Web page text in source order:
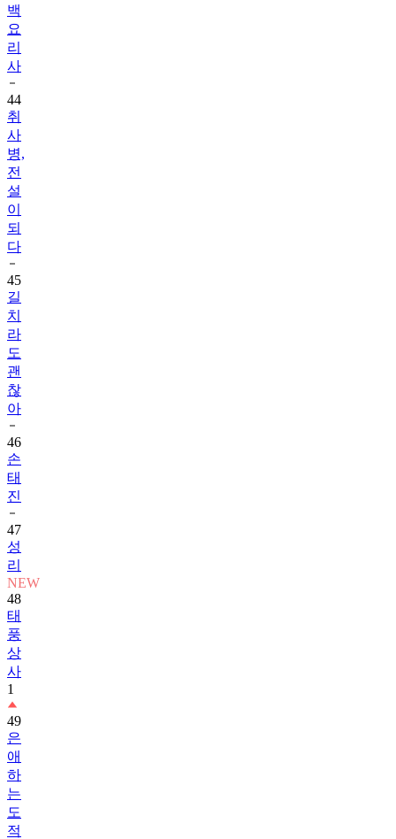
백
요
리
사
44
취
사
병,
전
설
이
되
다
45
길
치
라
도
괜
찮
아
46
손
태
진
47
성
리
NEW
48
태
풍
상
사
1
49
은
애
하
는
도
적